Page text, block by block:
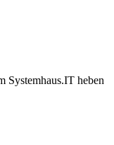
Systemhaus.IT heben